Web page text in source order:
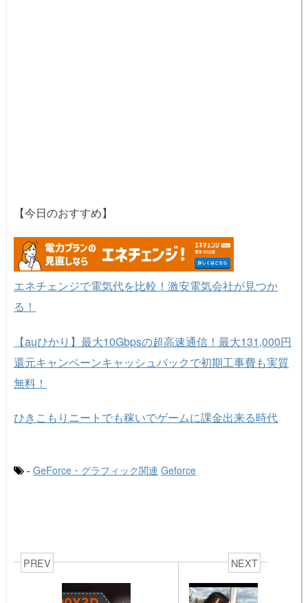
【今日のおすすめ】
エネチェンジで電気代を比較！激安電気会社が見つか
る！
【auひかり】最大10Gbpsの超高速通信！最大131,000円
還元キャンペーンキャッシュバックで初期工事費も実質
無料！
ひきこもりニートでも稼いでゲームに課金出来る時代
- GeForce・グラフィック関連 Geforce
PREV NEXT